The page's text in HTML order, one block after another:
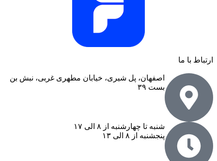
ارتباط با ما
اصفهان، پل شیری، خیابان مطهری غربی، نبش بن
شنبه تا چهارشنبه از ۸ الی ۱۷